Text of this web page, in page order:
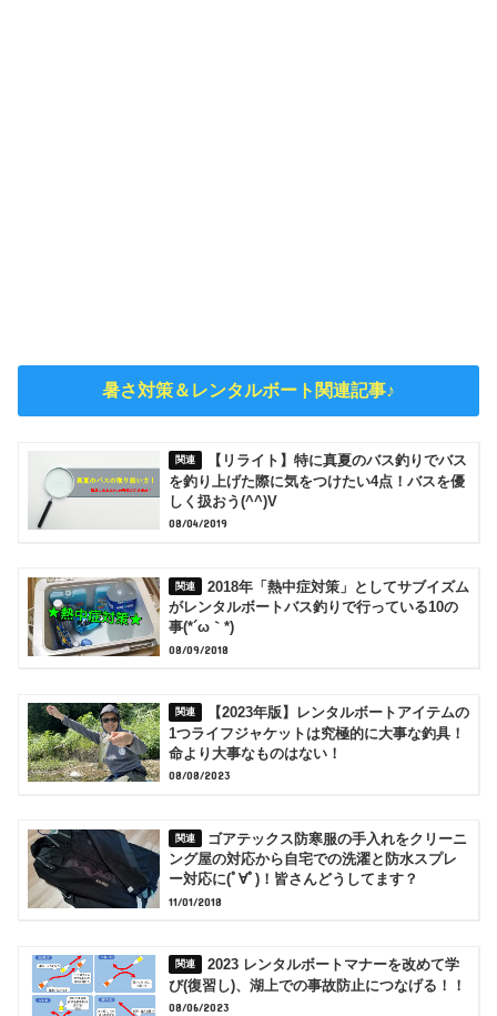
暑さ対策＆レンタルボート関連記事♪
【リライト】特に真夏のバス釣りでバス
を釣り上げた際に気をつけたい4点！バスを優
しく扱おう(^^)V
08/04/2019
2018年「熱中症対策」としてサブイズム
がレンタルボートバス釣りで行っている10の
事(*´ω｀*)
08/09/2018
【2023年版】レンタルボートアイテムの
1つライフジャケットは究極的に大事な釣具！
命より大事なものはない！
08/08/2023
ゴアテックス防寒服の手入れをクリーニ
ング屋の対応から自宅での洗濯と防水スプレ
ー対応に(ﾟ∀ﾟ)！皆さんどうしてます？
11/01/2018
2023 レンタルボートマナーを改めて学
び(復習し)、湖上での事故防止につなげる！！
08/06/2023